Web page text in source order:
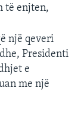
të enjten,
një qeveri
Presidenti
e
me një